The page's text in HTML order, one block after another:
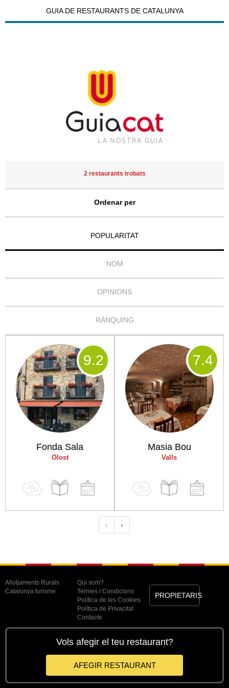
GUIA DE RESTAURANTS DE CATALUNYA
2 restaurants trobats
Ordenar per
POPULARITAT
NOM
OPINIONS
RÀNQUING
Fonda Sala
Olost
9.2
Masia Bou
Valls
7.4
‹ ›
Allotjaments Rurals
Catalunya turisme
Qui som?
Termes i Condicions
Política de les Cookies
Política de Privacitat
Contacte
PROPIETARIS
Vols afegir el teu restaurant?
AFEGIR RESTAURANT